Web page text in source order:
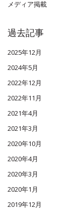
メディア掲載
過去記事
2025年12月
2024年5月
2022年12月
2022年11月
2021年4月
2021年3月
2020年10月
2020年4月
2020年3月
2020年1月
2019年12月